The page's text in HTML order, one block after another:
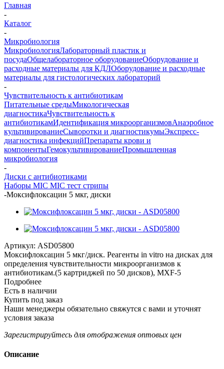
Главная
-
Каталог
-
Микробиология
МикробиологияЛабораторный пластик и
посудаОбщелабораторное оборудованиеОборудование и
расходные материалы для КДЛОборудование и расходные
материалы для гистологических лабораторий
-
Чувствительность к антибиотикам
Питательные средыМикологическая
диагностикаЧувствительность к
антибиотикамИдентификация микроорганизмовАнаэробное
культивированиеСыворотки и диагностикумыЭкспресс-
диагностика инфекцийПрепараты крови и
компонентыГемокультивированиеПромышленная
микробиология
-
Диски с антибиотиками
Наборы MIC MIC тест стрипы
-Моксифлоксацин 5 мкг, диски
Артикул: ASD05800
Моксифлоксацин 5 мкг/диск. Реагенты in vitro на дисках для
определения чувствительности микроорганизмов к
антибиотикам.(5 картриджей по 50 дисков), MXF-5
Подробнее
Есть в наличии
Купить под заказ
Наши менеджеры обязательно свяжутся с вами и уточнят
условия заказа
Зарегистрируйтесь для отображения оптовых цен
Описание